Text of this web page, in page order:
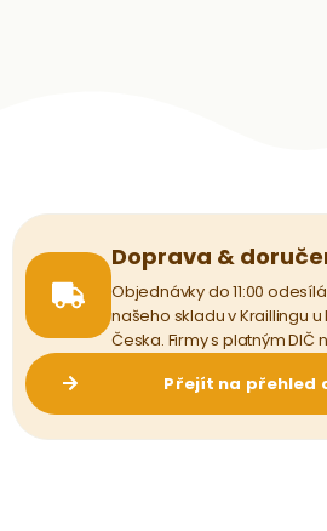
Doprava &
Objednávky do 11:00
našeho skladu v Kraillingu
Česka. Firmy s platným DIČ
Přejít na přehled